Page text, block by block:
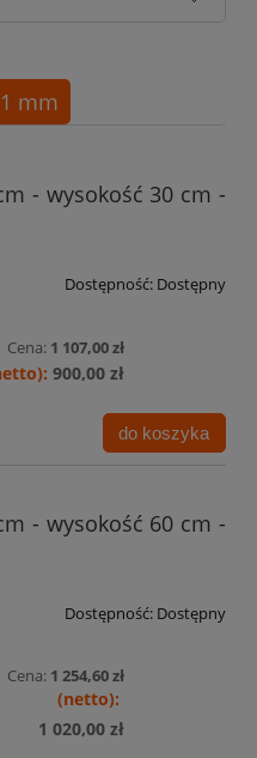
mm
- wysokość 30 cm -
Dostępność: Dostępny
Cena: 1 107,00 zł
900,00 zł
do koszyka
- wysokość 60 cm -
Dostępność: Dostępny
Cena: 1 254,60 zł
1 020,00 zł